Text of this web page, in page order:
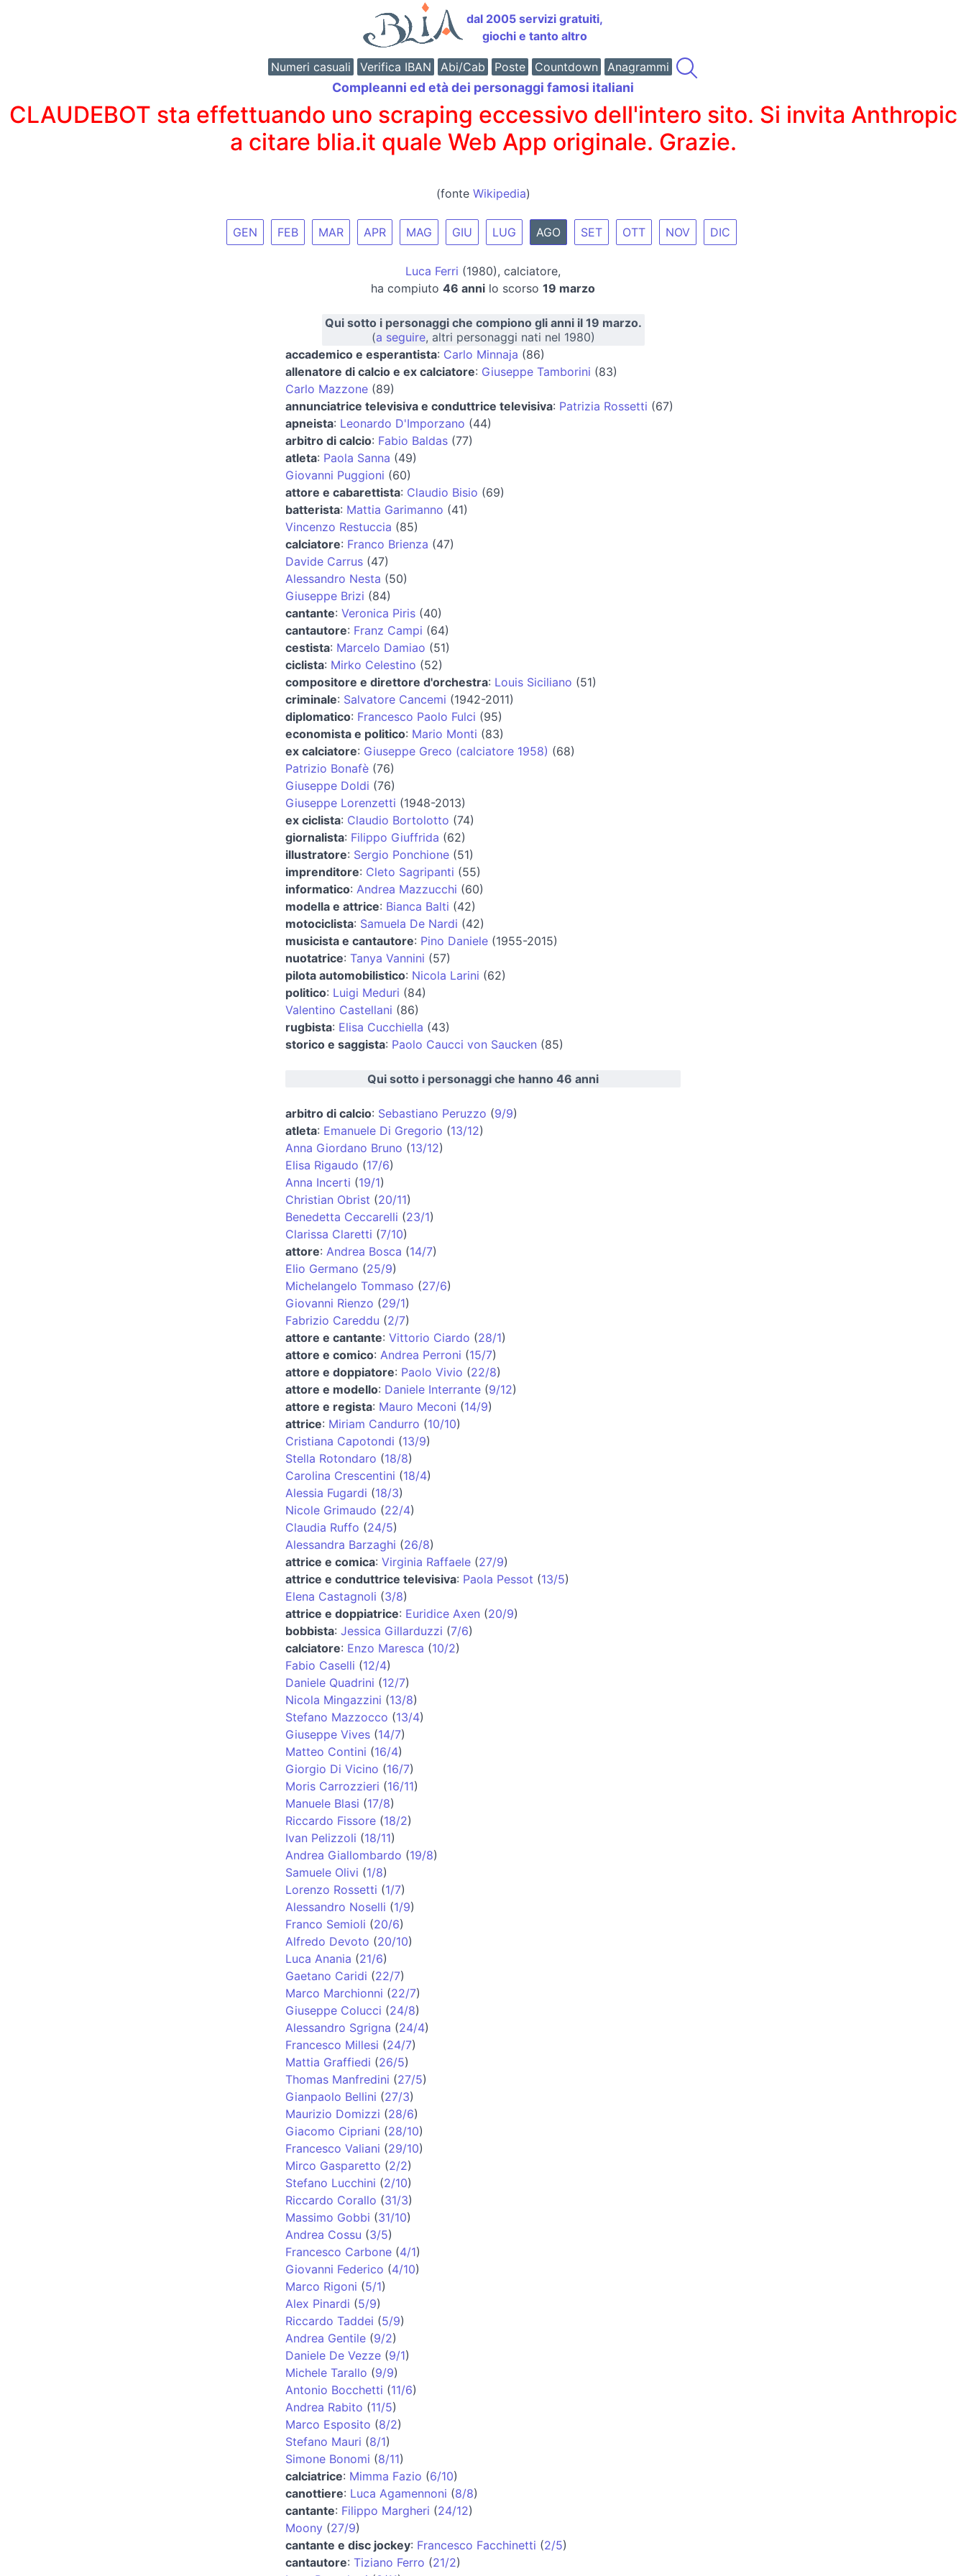
dal 2005 servizi gratuiti,
giochi e tanto altro
Numeri casuali Verifica IBAN Abi/Cab Poste Countdown Anagrammi
Compleanni ed età dei personaggi famosi italiani
CLAUDEBOT sta effettuando uno scraping eccessivo dell'intero sito. Si invita Anthropic
a citare blia.it quale Web App originale. Grazie.
(fonte Wikipedia)
GEN FEB MAR APR MAG GIU LUG AGO SET OTT NOV DIC
Luca Ferri (1980), calciatore,
ha compiuto 46 anni lo scorso 19 marzo
Qui sotto i personaggi che compiono gli anni il 19 marzo.
(a seguire, altri personaggi nati nel 1980)
accademico e esperantista: Carlo Minnaja (86)
allenatore di calcio e ex calciatore: Giuseppe Tamborini (83)
Carlo Mazzone (89)
annunciatrice televisiva e conduttrice televisiva: Patrizia Rossetti (67)
apneista: Leonardo D'Imporzano (44)
arbitro di calcio: Fabio Baldas (77)
atleta: Paola Sanna (49)
Giovanni Puggioni (60)
attore e cabarettista: Claudio Bisio (69)
batterista: Mattia Garimanno (41)
Vincenzo Restuccia (85)
calciatore: Franco Brienza (47)
Davide Carrus (47)
Alessandro Nesta (50)
Giuseppe Brizi (84)
cantante: Veronica Piris (40)
cantautore: Franz Campi (64)
cestista: Marcelo Damiao (51)
ciclista: Mirko Celestino (52)
compositore e direttore d'orchestra: Louis Siciliano (51)
criminale: Salvatore Cancemi (1942-2011)
diplomatico: Francesco Paolo Fulci (95)
economista e politico: Mario Monti (83)
ex calciatore: Giuseppe Greco (calciatore 1958) (68)
Patrizio Bonafè (76)
Giuseppe Doldi (76)
Giuseppe Lorenzetti (1948-2013)
ex ciclista: Claudio Bortolotto (74)
giornalista: Filippo Giuffrida (62)
illustratore: Sergio Ponchione (51)
imprenditore: Cleto Sagripanti (55)
informatico: Andrea Mazzucchi (60)
modella e attrice: Bianca Balti (42)
motociclista: Samuela De Nardi (42)
musicista e cantautore: Pino Daniele (1955-2015)
nuotatrice: Tanya Vannini (57)
pilota automobilistico: Nicola Larini (62)
politico: Luigi Meduri (84)
Valentino Castellani (86)
rugbista: Elisa Cucchiella (43)
storico e saggista: Paolo Caucci von Saucken (85)
Qui sotto i personaggi che hanno 46 anni
arbitro di calcio: Sebastiano Peruzzo (9/9)
atleta: Emanuele Di Gregorio (13/12)
Anna Giordano Bruno (13/12)
Elisa Rigaudo (17/6)
Anna Incerti (19/1)
Christian Obrist (20/11)
Benedetta Ceccarelli (23/1)
Clarissa Claretti (7/10)
attore: Andrea Bosca (14/7)
Elio Germano (25/9)
Michelangelo Tommaso (27/6)
Giovanni Rienzo (29/1)
Fabrizio Careddu (2/7)
attore e cantante: Vittorio Ciardo (28/1)
attore e comico: Andrea Perroni (15/7)
attore e doppiatore: Paolo Vivio (22/8)
attore e modello: Daniele Interrante (9/12)
attore e regista: Mauro Meconi (14/9)
attrice: Miriam Candurro (10/10)
Cristiana Capotondi (13/9)
Stella Rotondaro (18/8)
Carolina Crescentini (18/4)
Alessia Fugardi (18/3)
Nicole Grimaudo (22/4)
Claudia Ruffo (24/5)
Alessandra Barzaghi (26/8)
attrice e comica: Virginia Raffaele (27/9)
attrice e conduttrice televisiva: Paola Pessot (13/5)
Elena Castagnoli (3/8)
attrice e doppiatrice: Euridice Axen (20/9)
bobbista: Jessica Gillarduzzi (7/6)
calciatore: Enzo Maresca (10/2)
Fabio Caselli (12/4)
Daniele Quadrini (12/7)
Nicola Mingazzini (13/8)
Stefano Mazzocco (13/4)
Giuseppe Vives (14/7)
Matteo Contini (16/4)
Giorgio Di Vicino (16/7)
Moris Carrozzieri (16/11)
Manuele Blasi (17/8)
Riccardo Fissore (18/2)
Ivan Pelizzoli (18/11)
Andrea Giallombardo (19/8)
Samuele Olivi (1/8)
Lorenzo Rossetti (1/7)
Alessandro Noselli (1/9)
Franco Semioli (20/6)
Alfredo Devoto (20/10)
Luca Anania (21/6)
Gaetano Caridi (22/7)
Marco Marchionni (22/7)
Giuseppe Colucci (24/8)
Alessandro Sgrigna (24/4)
Francesco Millesi (24/7)
Mattia Graffiedi (26/5)
Thomas Manfredini (27/5)
Gianpaolo Bellini (27/3)
Maurizio Domizzi (28/6)
Giacomo Cipriani (28/10)
Francesco Valiani (29/10)
Mirco Gasparetto (2/2)
Stefano Lucchini (2/10)
Riccardo Corallo (31/3)
Massimo Gobbi (31/10)
Andrea Cossu (3/5)
Francesco Carbone (4/1)
Giovanni Federico (4/10)
Marco Rigoni (5/1)
Alex Pinardi (5/9)
Riccardo Taddei (5/9)
Andrea Gentile (9/2)
Daniele De Vezze (9/1)
Michele Tarallo (9/9)
Antonio Bocchetti (11/6)
Andrea Rabito (11/5)
Marco Esposito (8/2)
Stefano Mauri (8/1)
Simone Bonomi (8/11)
calciatrice: Mimma Fazio (6/10)
canottiere: Luca Agamennoni (8/8)
cantante: Filippo Margheri (24/12)
Moony (27/9)
cantante e disc jockey: Francesco Facchinetti (2/5)
cantautore: Tiziano Ferro (21/2)